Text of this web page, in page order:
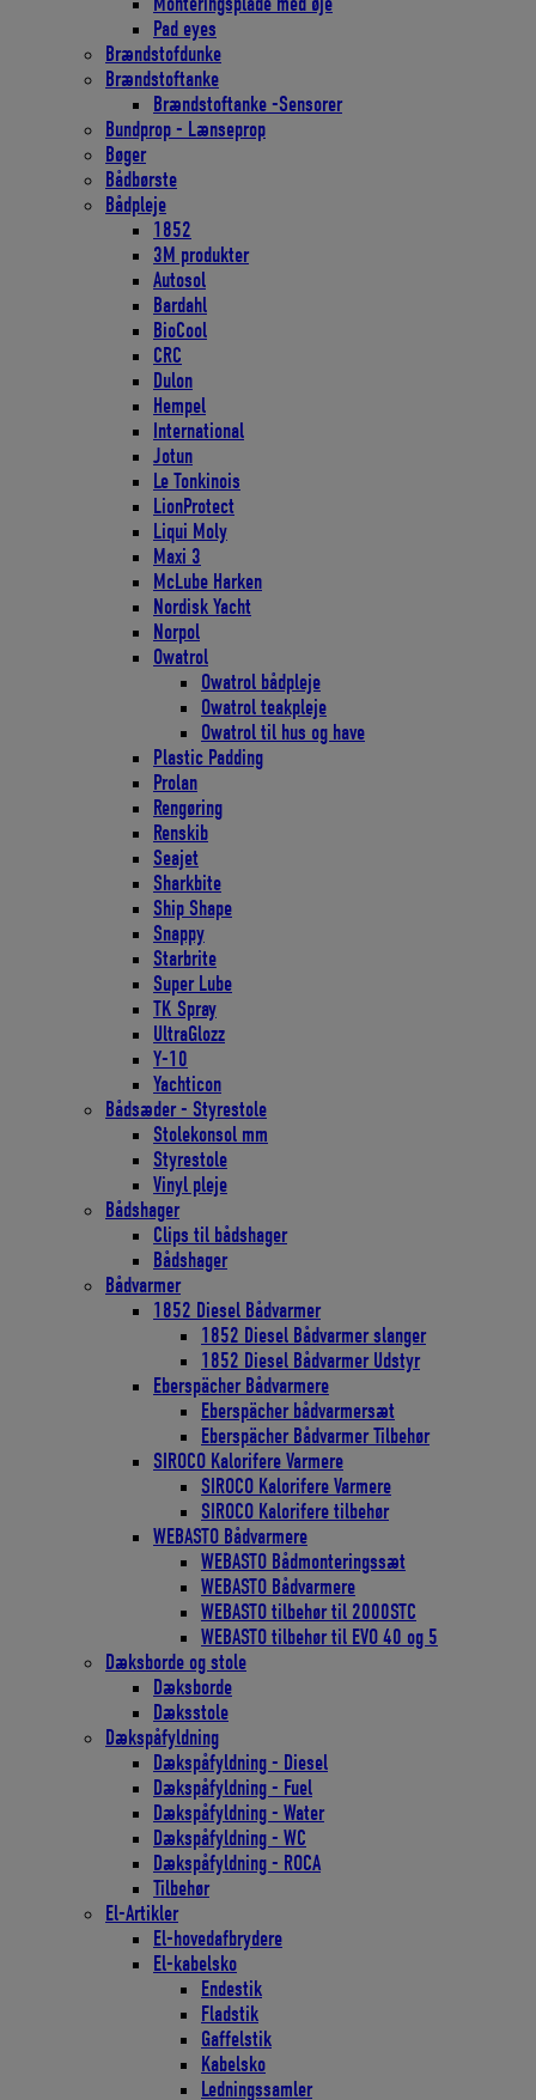
Pad eyes
Brændstofdunke
Brændstoftanke
Brændstoftanke -Sensorer
Bundprop - Lænseprop
Bøger
Bådbørste
Bådpleje
1852
3M produkter
Autosol
Bardahl
BioCool
CRC
Dulon
Hempel
International
Jotun
Le Tonkinois
LionProtect
Liqui Moly
Maxi 3
McLube Harken
Nordisk Yacht
Norpol
Owatrol
Owatrol bådpleje
Owatrol teakpleje
Owatrol til hus og have
Plastic Padding
Prolan
Rengøring
Renskib
Seajet
Sharkbite
Ship Shape
Snappy
Starbrite
Super Lube
TK Spray
UltraGlozz
Y-10
Yachticon
Bådsæder - Styrestole
Stolekonsol mm
Styrestole
Vinyl pleje
Bådshager
Clips til bådshager
Bådshager
Bådvarmer
1852 Diesel Bådvarmer
1852 Diesel Bådvarmer slanger
1852 Diesel Bådvarmer Udstyr
Eberspächer Bådvarmere
Eberspächer bådvarmersæt
Eberspächer Bådvarmer Tilbehør
SIROCO Kalorifere Varmere
SIROCO Kalorifere Varmere
SIROCO Kalorifere tilbehør
WEBASTO Bådvarmere
WEBASTO Bådmonteringssæt
WEBASTO Bådvarmere
WEBASTO tilbehør til 2000STC
WEBASTO tilbehør til EVO 40 og 5
Dæksborde og stole
Dæksborde
Dæksstole
Dækspåfyldning
Dækspåfyldning - Diesel
Dækspåfyldning - Fuel
Dækspåfyldning - Water
Dækspåfyldning - WC
Dækspåfyldning - ROCA
Tilbehør
El-Artikler
El-hovedafbrydere
El-kabelsko
Endestik
Fladstik
Gaffelstik
Kabelsko
Ledningssamler